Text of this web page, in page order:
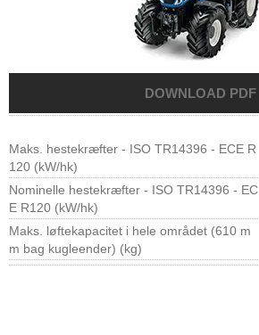
Maks. hestekræfter - ISO TR14396 - ECE R
120 (kW/hk)
Nominelle hestekræfter - ISO TR14396 - EC
E R120 (kW/hk)
Maks. løftekapacitet i hele området (610 m
m bag kugleender) (kg)